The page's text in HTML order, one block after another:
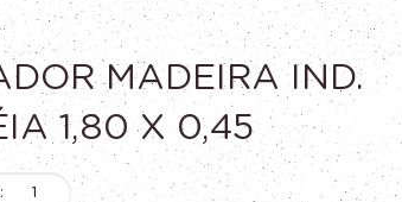
MADEIRA IND.
1,80 X 0,45